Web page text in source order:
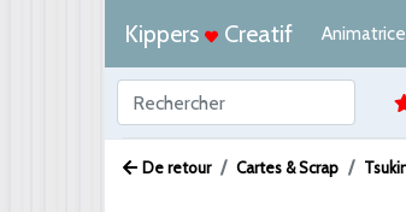
Kippers Creatif Animatrice
De retour Cartes & Scrap